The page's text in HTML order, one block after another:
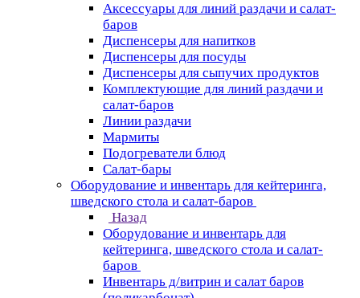
Аксессуары для линий раздачи и салат-
баров
Диспенсеры для напитков
Диспенсеры для посуды
Диспенсеры для сыпучих продуктов
Комплектующие для линий раздачи и
салат-баров
Линии раздачи
Мармиты
Подогреватели блюд
Салат-бары
Оборудование и инвентарь для кейтеринга,
шведского стола и салат-баров
Назад
Оборудование и инвентарь для
кейтеринга, шведского стола и салат-
баров
Инвентарь д/витрин и салат баров